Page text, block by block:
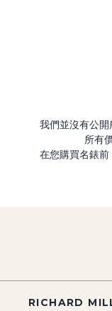
我們並沒有公開
所有
在您購買名錶前
RICHARD